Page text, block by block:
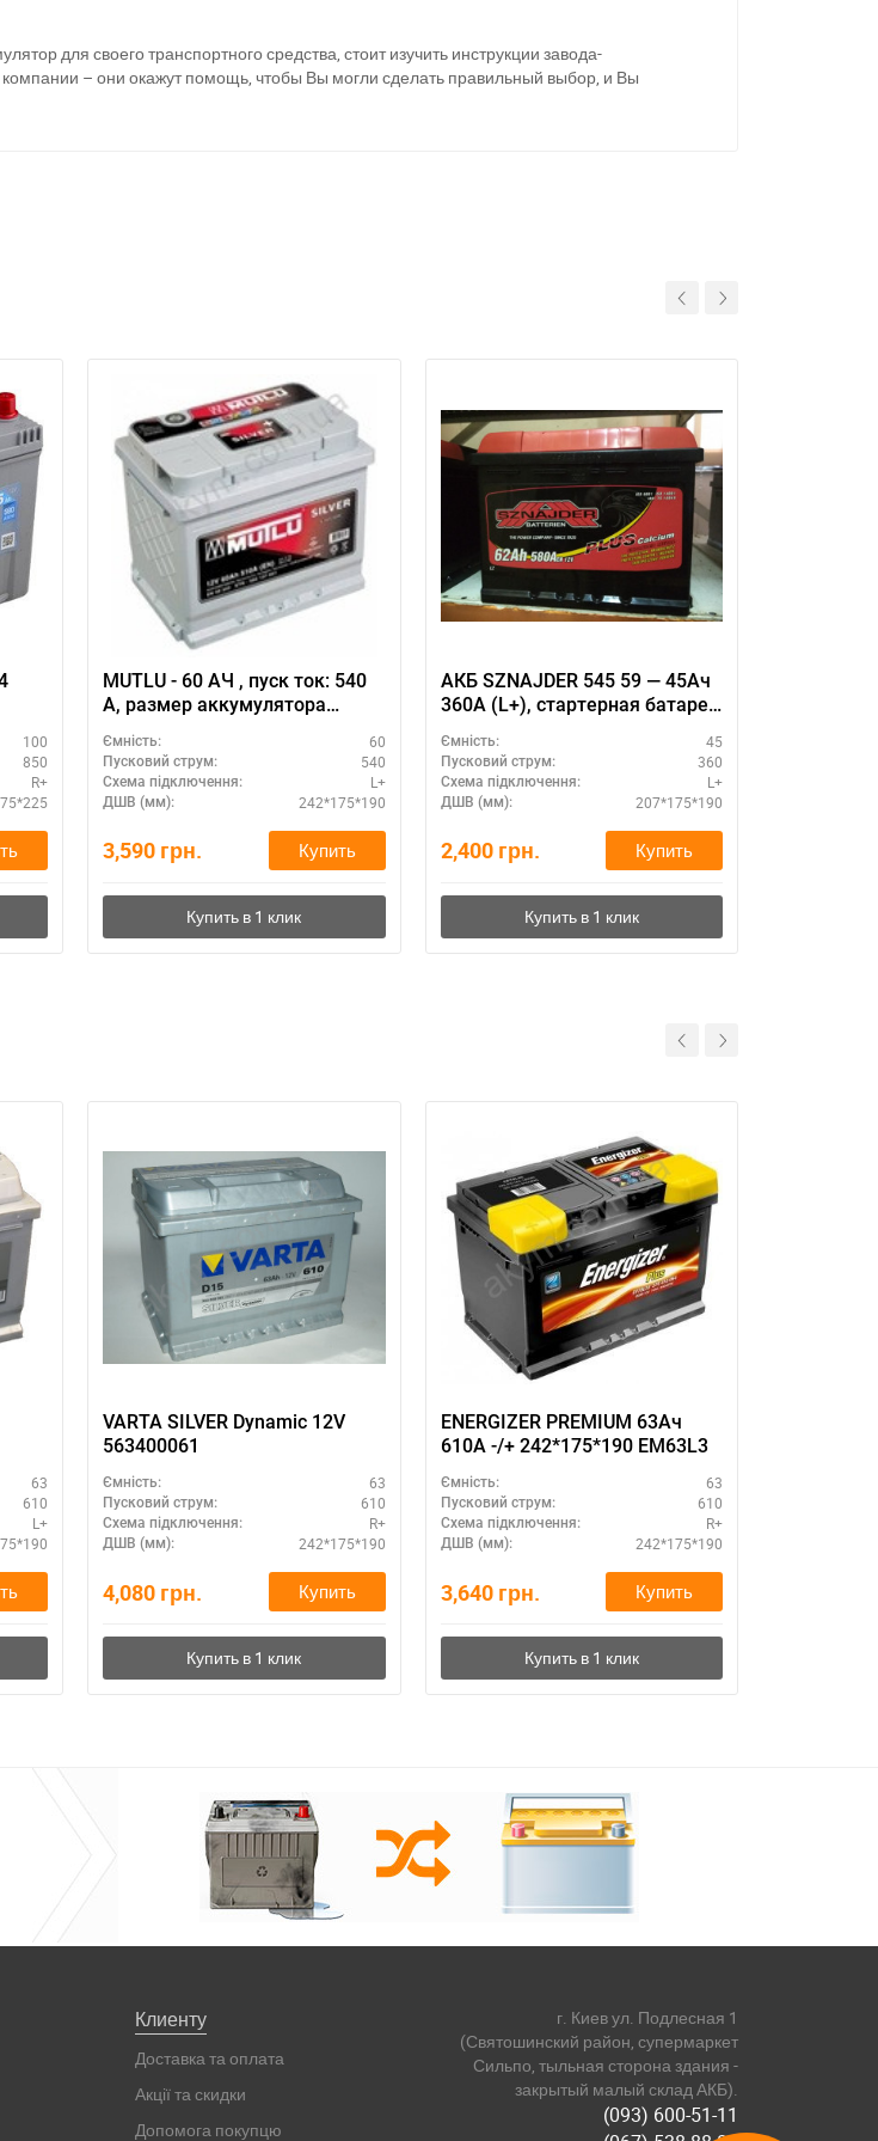
для своего транспортного средства, стоит изучить инструкции завода-
– они окажут помощь, чтобы Вы могли сделать правильный выбор, и Вы
100
850
R+
MUTLU - 60 АЧ , пуск ток: 540
А, размер аккумулятора
190 мм.
Ємність: 60
Пусковий струм: 540
Схема підключення: L+
ДШВ (мм): 242*175*190
3,590 грн. Купить
АКБ SZNAJDER 545 59 — 45Ач
360А (L+), стартерная батарея
Ємність: 45
Пусковий струм: 360
Схема підключення: L+
ДШВ (мм): 207*175*190
2,400 грн. Купить
63
610
L+
VARTA SILVER Dynamic 12V
563400061
Ємність: 63
Пусковий струм: 610
Схема підключення: R+
ДШВ (мм): 242*175*190
4,080 грн. Купить
ENERGIZER PREMIUM 63Ач
610A -/+ 242*175*190 EM63L3
Ємність: 63
Пусковий струм: 610
Схема підключення: R+
ДШВ (мм): 242*175*190
3,640 грн. Купить
Клиенту
Доставка та оплата
Акції та скидки
Допомога покупцю
г. Киев ул. Подлесная 1
(Святошинский район, супермаркет
Сильпо, тыльная сторона здания -
закрытый малый склад АКБ).
(093) 600-51-11